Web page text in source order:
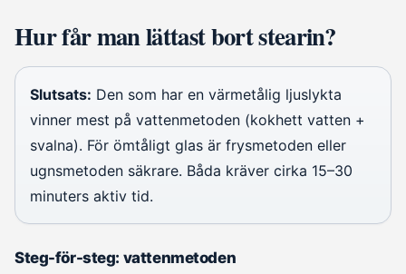
Hur får man lättast bort stearin?
Slutsats: Den som har en värmetålig ljuslykta
vinner mest på vattenmetoden (kokhett vatten +
svalna). För ömtåligt glas är frysmetoden eller
ugnsmetoden säkrare. Båda kräver cirka 15–30
minuters aktiv tid.
Steg-för-steg: vattenmetoden